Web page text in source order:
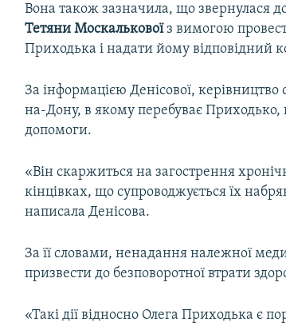
Вона також зазначила, що звернулася
Тетяни Москальковоїз вимогою
Приходька і надати йому відповідний
За інформацією Денісової, керівництво
на-Дону, в якому перебуває
допомоги.
«Він скаржиться на загострення
кінцівках, що супроводжується їх
написала Денісова.
За її словами, ненадання належної
призвести до безповоротної втрати
«Такі дії відносно Олега Приходька є